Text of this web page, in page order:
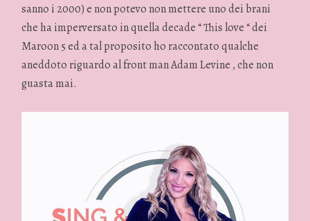
sanno i 2000) e non potevo non mettere uno dei brani
che ha imperversato in quella decade “ This love “ dei
Maroon 5 ed a tal proposito ho raccontato qualche
aneddoto riguardo al front man Adam Levine , che non
guasta mai.